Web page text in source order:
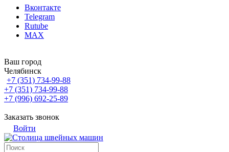
Вконтакте
Telegram
Rutube
MAX
Ваш город
Челябинск
+7 (351) 734-99-88
+7 (351) 734-99-88
+7 (996) 692-25-89
Заказать звонок
Войти